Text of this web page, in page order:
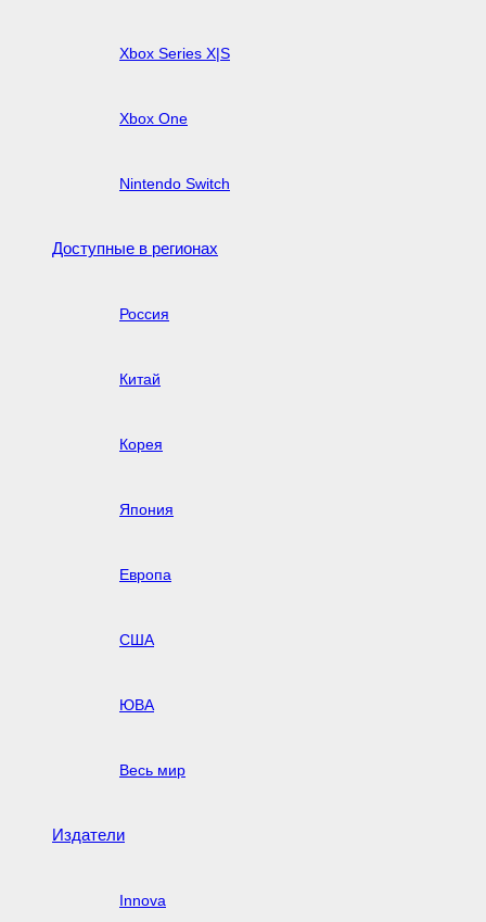
Xbox Series X|S
Xbox One
Nintendo Switch
Доступные в регионах
Россия
Китай
Корея
Япония
Европа
США
ЮВА
Весь мир
Издатели
Innova